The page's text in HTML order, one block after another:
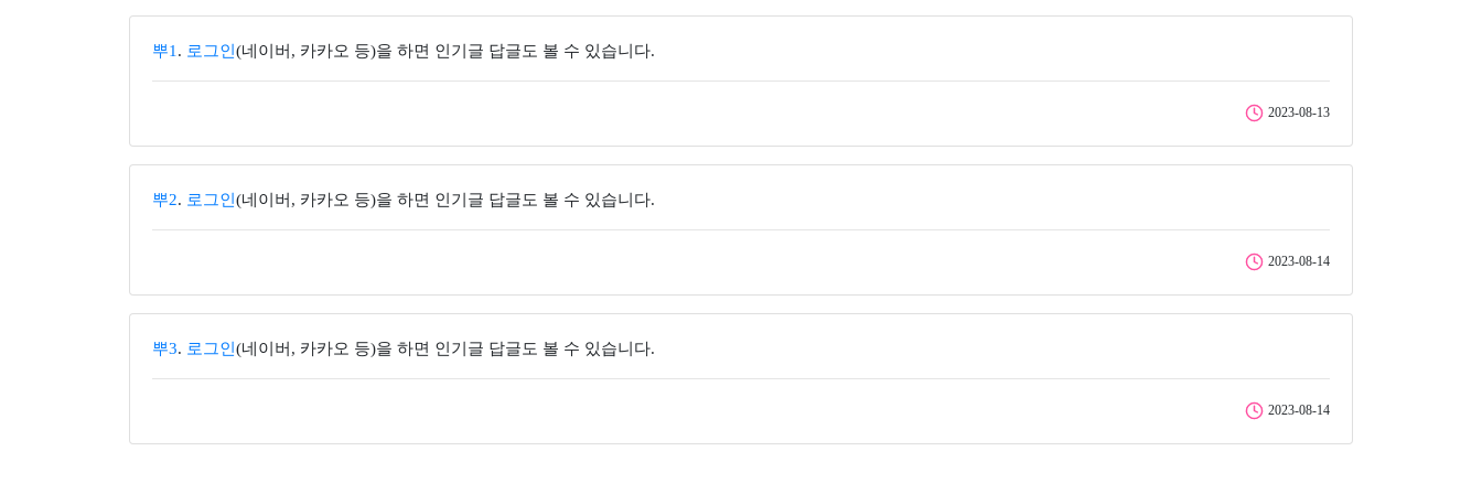
뿌1 . 로그인 (네이버, 카카오 등)을 하면 인기글 답글도 볼 수 있습니다.
2023-08-13
뿌2. 로그인 (네이버, 카카오 등)을 하면 인기글 답글도 볼 수 있습니다.
2023-08-14
뿌3. 로그인 (네이버, 카카오 등)을 하면 인기글 답글도 볼 수 있습니다.
2023-08-14